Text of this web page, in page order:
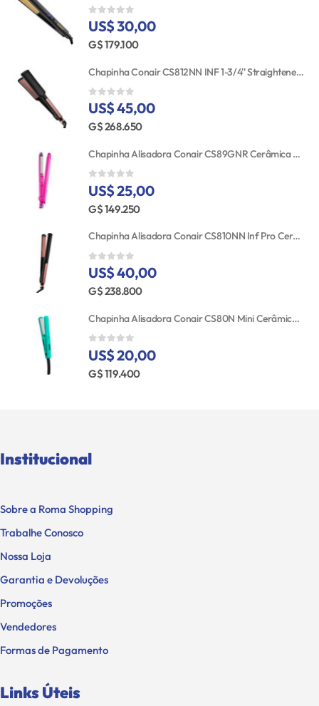
0 out of 5
US$ 30,00
G$ 179.100
Chapinha Conair CS812NN INF 1-3/4'' Straightener RSE/GLD TGT
0 out of 5
US$ 45,00
G$ 268.650
Chapinha Alisadora Conair CS89GNR Cerâmica Turmalina 25MM Bivolt
0 out of 5
US$ 25,00
G$ 149.250
Chapinha Alisadora Conair CS810NN Inf Pro Cerâmica 25MM 110V
0 out of 5
US$ 40,00
G$ 238.800
Chapinha Alisadora Conair CS80N Mini Cerâmica Bivolt
0 out of 5
US$ 20,00
G$ 119.400
Institucional
Sobre a Roma Shopping
Trabalhe Conosco
Nossa Loja
Garantia e Devoluções
Promoções
Vendedores
Formas de Pagamento
Links Úteis